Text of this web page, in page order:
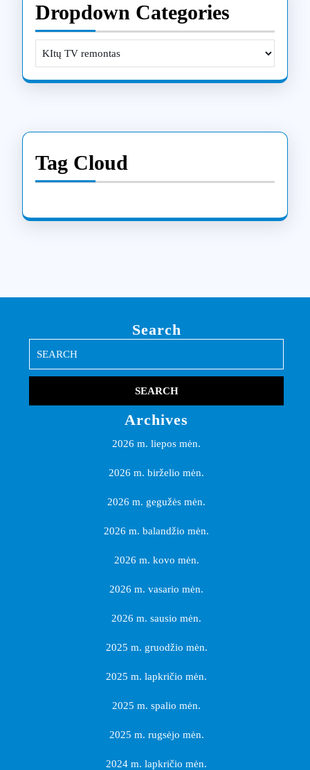
Dropdown Categories
Tag Cloud
Search
for:
Archives
2026 m. liepos mėn.
2026 m. birželio mėn.
2026 m. gegužės mėn.
2026 m. balandžio mėn.
2026 m. kovo mėn.
2026 m. vasario mėn.
2026 m. sausio mėn.
2025 m. gruodžio mėn.
2025 m. lapkričio mėn.
2025 m. spalio mėn.
2025 m. rugsėjo mėn.
2024 m. lapkričio mėn.